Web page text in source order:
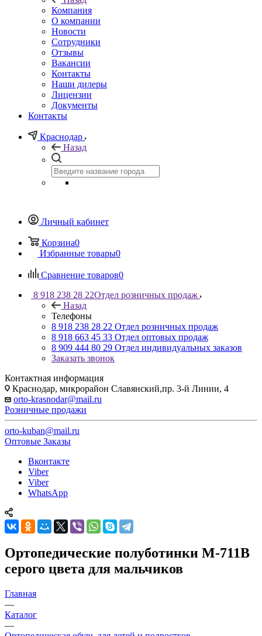
Компания
О компании
Новости
Сотрудники
Отзывы
Вакансии
Контакты
Наши дилеры
Лицензии
Документы
Контакты
Краснодар
Назад
Личный кабинет
Корзина0
Избранные товары0
Сравнение товаров0
8 918 238 28 22Отдел розничных продаж
Назад
Телефоны
8 918 238 28 22 Отдел розничных продаж
8 918 663 45 33 Отдел оптовых продаж
8 909 444 80 29 Отдел индивидуальных заказов
Заказать звонок
Контактная информация
Краснодар, микрорайон Славянский,пр. 3-й Линии, 4
orto-krasnodar@mail.ru
Розничные продажи
orto-kuban@mail.ru
Оптовые Заказы
Вконтакте
Viber
Viber
WhatsApp
Ортопедические полуботинки М-711В
серого цвета для мальчиков
Главная
—
Каталог
—